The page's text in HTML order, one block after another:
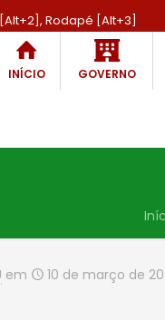
Rodapé [Alt+3]
INÍCIO GOVERNO
em 10 de março de